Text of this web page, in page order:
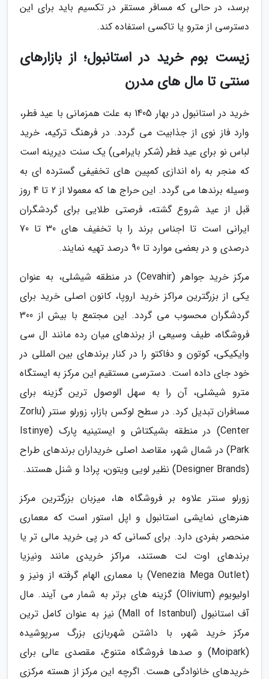
برسد، در حالی که مسافر مستقر در تکسیم باید برای این
دسترسی از مترو یا تاکسی استفاده کند.
زیست بوم خرید در استانبول؛ از بازارهای
سنتی تا مال های مدرن
خرید در استانبول در بهار 1405 به علت همزمانی با عید فطر،
وارد فاز نوی از جذابیت می گردد. در فرهنگ ترکیه، خرید
لباس نو برای عید فطر (شکر بایرامی) یک سنت دیرینه است
که منجر به راه اندازی کمپین های تخفیفی گسترده ای به
وسیله برندها می گردد. این حراج ها که معمولا از 2 تا 4 روز
قبل از عید شروع گشته، فرصتی طلایی برای گردشگران
ایرانی است تا اجناس برند را با تخفیف های 30 تا 70
درصدی و در بعضی موارد تا 90 درصد تهیه نمایند.
مرکز خرید جواهر (Cevahir) در منطقه شیشلی، به عنوان
یکی از بزرگترین مراکز خرید اروپا، کانون اصلی خرید برای
گردشگران محسوب می گردد. این مجتمع با بیش از 300
فروشگاه، طیف وسیعی از برندهای میان رده مانند ال سی
وایکیکی، کوتون و دفاکتو را در کنار برندهای بین المللی در
خود جای داده است. دسترسی مستقیم این مرکز به ایستگاه
مترو شیشلی، آن را به سهل الوصول ترین گزینه برای
مسافران تبدیل کرد. در سطح لوکس بازار، زورلو سنتر (Zorlu
Center) در منطقه بشیکتاش و ایستینیه پارک (Istinye
Park) در شمال شهر، مقاصد اصلی خریداران برندهای طراح
(Designer Brands) نظیر لویی ویتون، پرادا و شنل هستند.
زورلو سنتر علاوه بر فروشگاه ها، میزبان بزرگترین مرکز
هنرهای نمایشی استانبول و اپل استور است که معماری
منحصر بفردی دارد. برای کسانی که در پی خرید مالی تر یا
برندهای اوت لت هستند، مراکز خریدی مانند ونیزیا
(Venezia Mega Outlet) با معماری الهام گرفته از ونیز و
اولیویوم (Olivium) گزینه های برتر به شمار می آیند. مال
آف استانبول (Mall of Istanbul) نیز به عنوان کامل ترین
مرکز خرید شهر، با داشتن شهربازی بزرگ سرپوشیده
(Moipark) و صدها فروشگاه متنوع، مقصدی عالی برای
خریدهای خانوادگی هست. اگرچه این مرکز از هسته مرکزی